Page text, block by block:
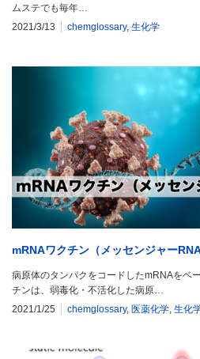
ムステでも毎年…
2021/3/13
chemglossary, 生化学
mRNAワクチン（メッセンジャーRNA
病原体のタンパクをコードしたmRNAをベ
チンは、弱毒化・不活化した病原…
2021/1/25
chemglossary, 医薬化学, 生化